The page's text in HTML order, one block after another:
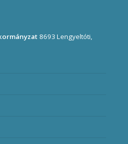
8693 Lengyeltóti,